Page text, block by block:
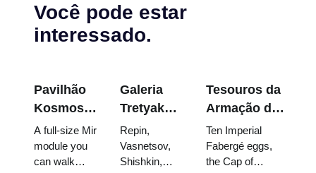
Você pode estar
interessado.
Pavilhão
Kosmos
na
VDNKh:
Dentro da
A full-size Mir
module you
can walk
Galeria
Tretyakov:
As Obras-
Primas
que Vale a
Repin,
Vasnetsov,
Shishkin,
Tesouros da
Armação do
Kremlin:
Ovos
Fabergé,
Ten Imperial
Fabergé eggs,
the Cap of